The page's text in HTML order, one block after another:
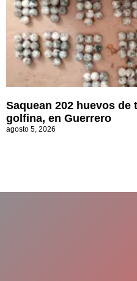
Saquean 202 huevos de
golfina, en Guerrero
agosto 5, 2026